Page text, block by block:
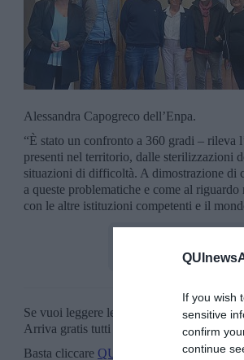
If you wish
sensitive
confirm
continue
Alessandra Capogreco dell’Enpa.
“È stato un confronto a 360 gradi – rileva
presenti nel territorio, dalle sterilizzazioni
situazioni di difficoltà. A dimostrazione di
a queste problematiche e come al
con le altre istituzioni competenti e il
Se vuoi leggere le notizie principali della
Arriva gratis tutti i giorni alle 20:00
Basta cliccare QUI